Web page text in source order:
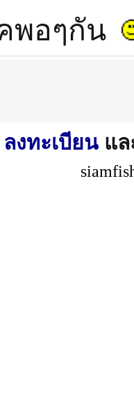
พอๆกัน
ลงทะเบียน แ